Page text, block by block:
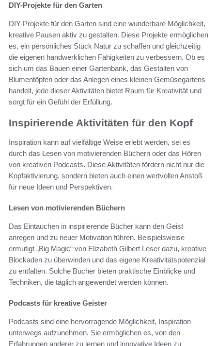
DIY-Projekte für den Garten
DIY-Projekte für den Garten sind eine wunderbare Möglichkeit,
kreative Pausen aktiv zu gestalten. Diese Projekte ermöglichen
es, ein persönliches Stück Natur zu schaffen und gleichzeitig
die eigenen handwerklichen Fähigkeiten zu verbessern. Ob es
sich um das Bauen einer Gartenbank, das Gestalten von
Blumentöpfen oder das Anlegen eines kleinen Gemüsegartens
handelt, jede dieser Aktivitäten bietet Raum für Kreativität und
sorgt für ein Gefühl der Erfüllung.
Inspirierende Aktivitäten für den Kopf
Inspiration kann auf vielfältige Weise erlebt werden, sei es
durch das Lesen von motivierenden Büchern oder das Hören
von kreativen Podcasts. Diese Aktivitäten fördern nicht nur die
Kopfaktivierung, sondern bieten auch einen wertvollen Anstoß
für neue Ideen und Perspektiven.
Lesen von motivierenden Büchern
Das Eintauchen in inspirierende Bücher kann den Geist
anregen und zu neuer Motivation führen. Beispielsweise
ermutigt „Big Magic“ von Elizabeth Gilbert Leser dazu, kreative
Blockaden zu überwinden und das eigene Kreativitätspotenzial
zu entfalten. Solche Bücher bieten praktische Einblicke und
Techniken, die täglich angewendet werden können.
Podcasts für kreative Geister
Podcasts sind eine hervorragende Möglichkeit, Inspiration
unterwegs aufzunehmen. Sie ermöglichen es, von den
Erfahrungen anderer zu lernen und innovative Ideen zu